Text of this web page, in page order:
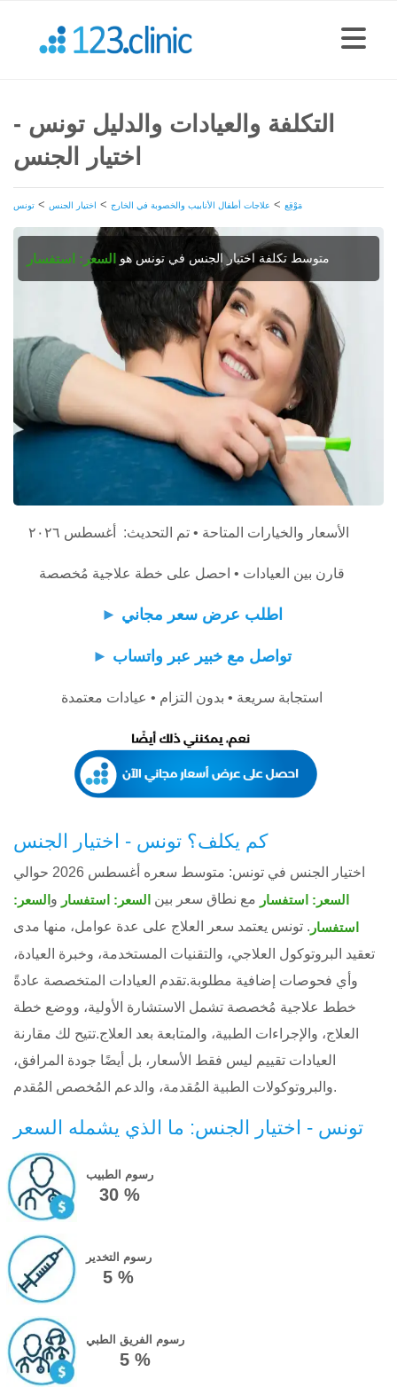
التكلفة والعيادات والدليل تونس -
اختيار الجنس
مَوْقِع > علاجات أطفال الأنابيب والخصوبة في الخارج > اختيار الجنس > تونس
متوسط تكلفة اختيار الجنس في تونس هو السعر: استفسار
قارن بين العيادات • احصل على خطة علاجية مُخصصة
► اطلب عرض سعر مجاني
► تواصل مع خبير عبر واتساب
استجابة سريعة • بدون التزام • عيادات معتمدة
كم يكلف؟ تونس - اختيار الجنس
اختيار الجنس في تونس: متوسط ​​سعره أغسطس 2026 حوالي
السعر: استفسار مع نطاق سعر بين السعر: استفسار و السعر:
استفسار . تونس يعتمد سعر العلاج على عدة عوامل، منها مدى
تعقيد البروتوكول العلاجي، والتقنيات المستخدمة، وخبرة العيادة،
وأي فحوصات إضافية مطلوبة.تقدم العيادات المتخصصة عادةً
خطط علاجية مُخصصة تشمل الاستشارة الأولية، ووضع خطة
العلاج، والإجراءات الطبية، والمتابعة بعد العلاج.تتيح لك مقارنة
العيادات تقييم ليس فقط الأسعار، بل أيضًا جودة المرافق،
والبروتوكولات الطبية المُقدمة، والدعم المُخصص المُقدم.
تونس - اختيار الجنس: ما الذي يشمله السعر
رسوم الطبيب
30 %
رسوم التخدير
5 %
رسوم الفريق الطبي
5 %